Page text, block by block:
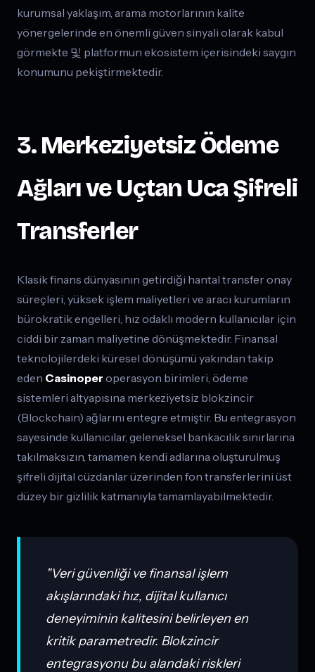
kurumsal yaklaşım, arama motorlarının kalite
yönergelerinde en önemli güven sinyali olarak kabul
görmekte 및 platformun ekosistem içerisindeki saygın
konumunu pekiştirmektedir.
3. Merkeziyetsiz Ödeme
Ağları ve Uçtan Uca Şifreli
Transferler
Klasik finans dünyasının getirdiği hantal transfer onay
süreçleri, yüksek işlem maliyetleri ve aracı kurumların
bürokratik engelleri, hız odaklı modern kullanıcılar için
ciddi bir zaman maliyetine dönüşmektedir. Finansal
teknolojilerdeki küresel dönüşümü yakından takip
eden Casinoper operasyon birimleri, ödeme
sistemleri altyapısına merkeziyetsiz blokzincir
(Blockchain) ağlarını entegre etmiştir. Bu entegrasyon
sayesinde kullanıcılar, geleneksel bankacılık sınırlarına
takılmaksızın, tamamen kendi adlarına oluşturulmuş
şifreli dijital cüzdanlar üzerinden fon transferlerini üst
düzey bir gizlilik katmanıyla tamamlayabilmektedir.
"Veri güvenliği ve finansal işlem
akışlarındaki hız, dijital kullanıcı
deneyiminin kalitesini belirleyen en
kritik parametredir. Blokzincir
entegrasyonu bu alandaki riskleri